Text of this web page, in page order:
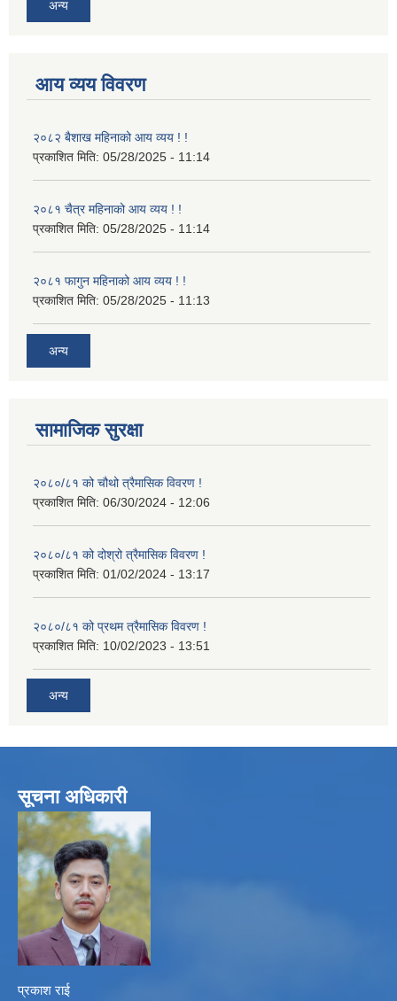
अन्य
आय व्यय विवरण
२०८२ बैशाख महिनाको आय व्यय ! !
प्रकाशित मिति: 05/28/2025 - 11:14
२०८१ चैत्र महिनाको आय व्यय ! !
प्रकाशित मिति: 05/28/2025 - 11:14
२०८१ फागुन महिनाको आय व्यय ! !
प्रकाशित मिति: 05/28/2025 - 11:13
अन्य
सामाजिक सुरक्षा
२०८०/८१ को चौथो त्रैमासिक विवरण !
प्रकाशित मिति: 06/30/2024 - 12:06
२०८०/८१ को दोश्रो त्रैमासिक विवरण !
प्रकाशित मिति: 01/02/2024 - 13:17
२०८०/८१ को प्रथम त्रैमासिक विवरण !
प्रकाशित मिति: 10/02/2023 - 13:51
अन्य
सूचना अधिकारी
प्रकाश राई